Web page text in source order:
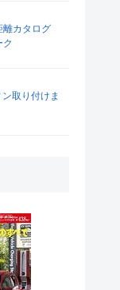
離カタログ
ク
取り付けま